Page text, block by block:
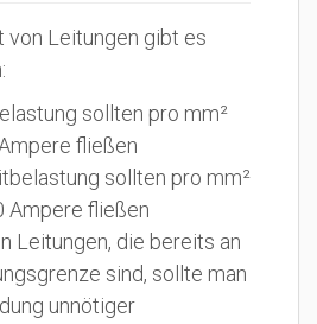
von Leitungen gibt es
sollten pro mm²
fließen
sollten pro mm²
Ampere fließen
Leitungen, die bereits an
sind, sollte man
unnötiger